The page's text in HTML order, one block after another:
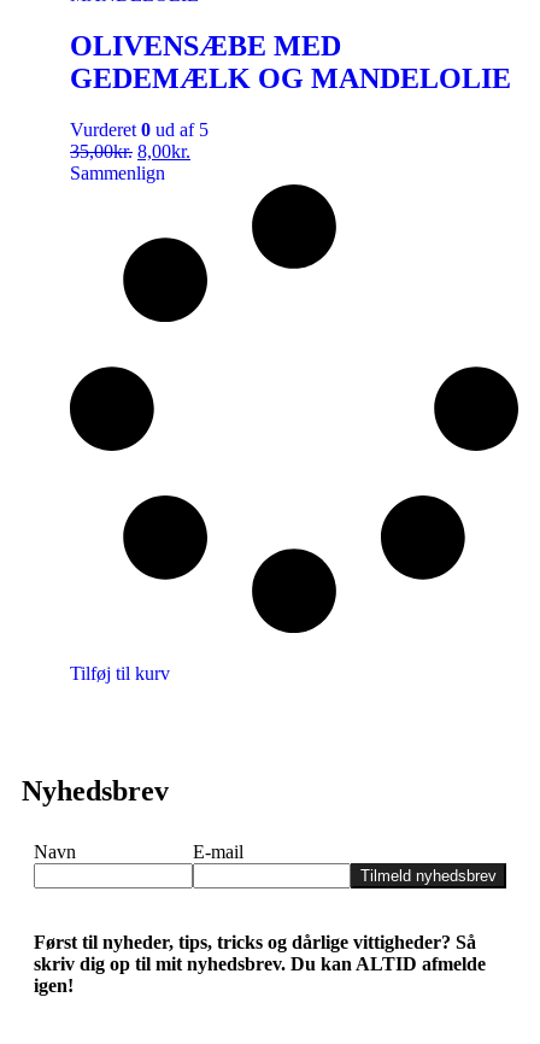
OLIVENSÆBE MED
GEDEMÆLK OG MANDELOLIE
Vurderet 0 ud af 5
35,00kr. 8,00kr.
Sammenlign
Tilføj til kurv
Nyhedsbrev
Navn E-mail
Tilmeld nyhedsbrev
Først til nyheder, tips, tricks og dårlige vittigheder? Så
skriv dig op til mit nyhedsbrev. Du kan ALTID afmelde
igen!